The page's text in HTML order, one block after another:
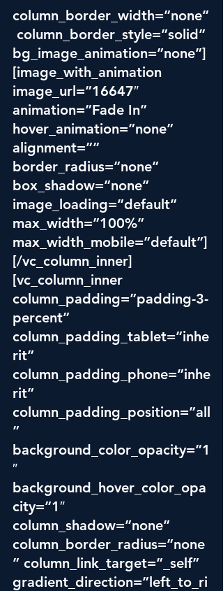
column_border_width=”none”
column_border_style=”solid”
bg_image_animation=”none”]
[image_with_animation
image_url=”16647″
animation=”Fade In”
hover_animation=”none”
alignment=””
border_radius=”none”
box_shadow=”none”
image_loading=”default”
max_width=”100%”
max_width_mobile=”default”]
[/vc_column_inner]
[vc_column_inner
column_padding=”padding-3-
percent”
column_padding_tablet=”inhe
rit”
column_padding_phone=”inhe
rit”
column_padding_position=”all
”
background_color_opacity=”1
″
background_hover_color_opa
city=”1″
column_shadow=”none”
column_border_radius=”none
” column_link_target=”_self”
gradient_direction=”left_to_ri